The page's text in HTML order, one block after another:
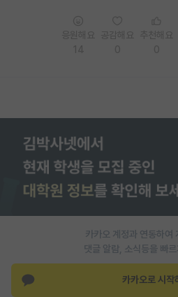
카카오 계정과 연동하여
댓글 알람, 소식등을 빠
카카오로 시작